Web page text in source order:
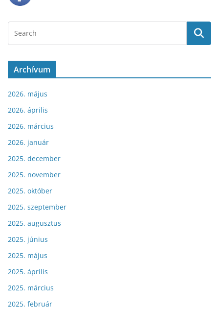
Archívum
2026. május
2026. április
2026. március
2026. január
2025. december
2025. november
2025. október
2025. szeptember
2025. augusztus
2025. június
2025. május
2025. április
2025. március
2025. február